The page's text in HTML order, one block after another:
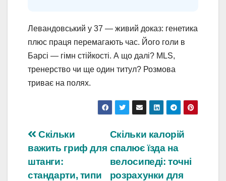
Левандовський у 37 — живий доказ: генетика
плюс праця перемагають час. Його голи в
Барсі — гімн стійкості. А що далі? MLS,
тренерство чи ще один титул? Розмова
триває на полях.
Навігація
записів
Скільки калорій
спалює їзда на
велосипеді: точні
розрахунки для
Скільки
важить гриф для
штанги:
стандарти, типи